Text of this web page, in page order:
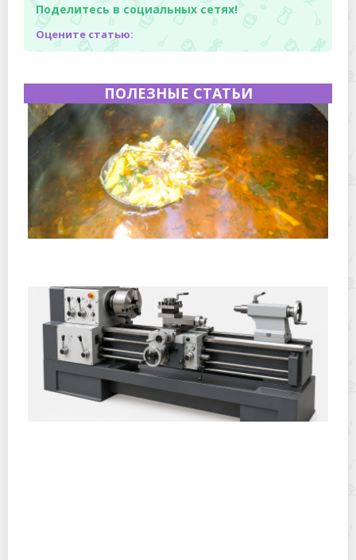
Горячекатаный лист: характеристики, производство и
Хранение дрип-пакетов и кофе в фильтр-пакетах